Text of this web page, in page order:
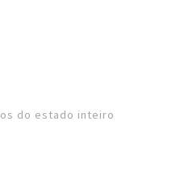
do estado inteiro